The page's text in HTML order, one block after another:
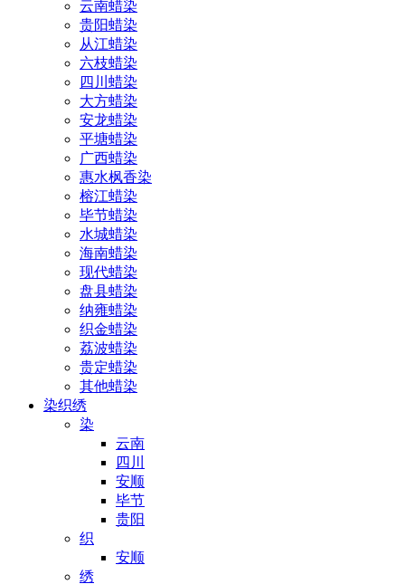
云南蜡染
贵阳蜡染
从江蜡染
六枝蜡染
四川蜡染
大方蜡染
安龙蜡染
平塘蜡染
广西蜡染
惠水枫香染
榕江蜡染
毕节蜡染
水城蜡染
海南蜡染
现代蜡染
盘县蜡染
纳雍蜡染
织金蜡染
荔波蜡染
贵定蜡染
其他蜡染
染织绣
染
云南
四川
安顺
毕节
贵阳
织
安顺
绣